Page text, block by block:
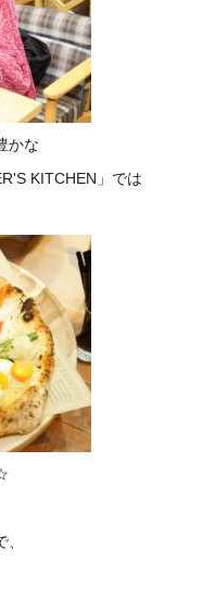
かな
KITCHEN」では